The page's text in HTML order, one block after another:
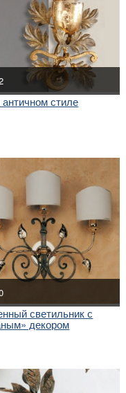
стиле
светильник с
декором